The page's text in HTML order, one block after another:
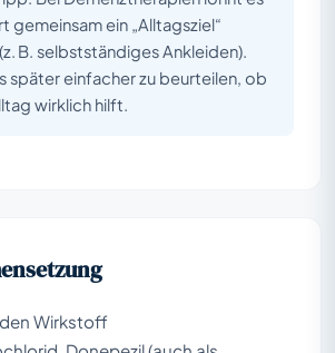
gemeinsam ein „Alltagsziel“
B. selbstständiges Ankleiden).
später einfacher zu beurteilen, ob
wirklich hilft.
Wirkstoff